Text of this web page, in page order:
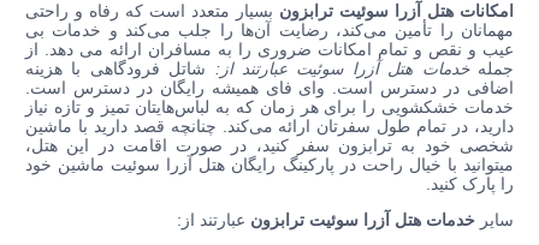
امکانات هتل آزرا سوئیت ترابزون بسیار متعدد است که رفاه و راحتی
مهمانان را تأمین می‌کند، رضایت آن‌ها را جلب می‌کند و خدمات بی
عیب و نقص و تمام امکانات ضروری را به مسافران ارائه می دهد. از
جملهخدمات هتل آزرا سوئیت عبارتند از: شاتل فرودگاهی با هزینه
اضافی در دسترس است. وای فای همیشه رایگان در دسترس است.
خدمات خشکشویی را برای هر زمان که به لباس‌هایتان تمیز و تازه نیاز
دارید، در تمام طول سفرتان ارائه می‌کند. چنانچه قصد دارید با ماشین
شخصی خود به ترابزون سفر کنید، در صورت اقامت در این هتل،
میتوانید با خیال راحت در پارکینگ رایگان هتل آزرا سوئیت ماشین خود
را پارک کنید.
سایرخدمات هتل آزرا سوئیت ترابزون عبارتند از: